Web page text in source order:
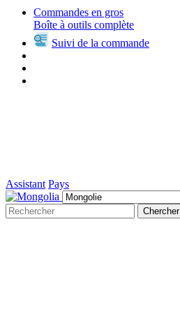
Commandes en gros
Boîte à outils complète
Suivi de la commande
Assistant Pays
Chercher